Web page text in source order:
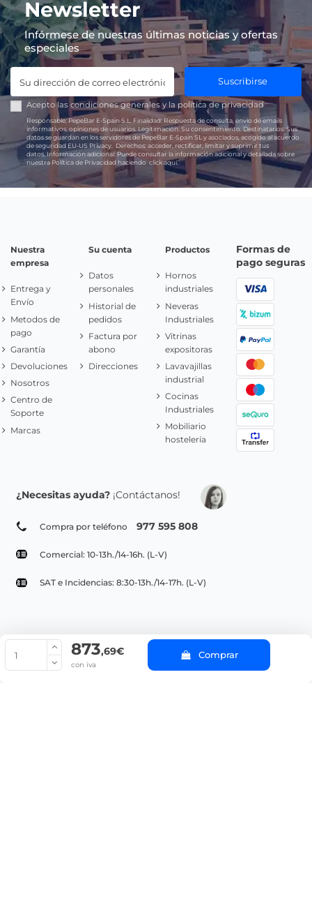
873,69€
con iva
Comprar
Newsletter
Infórmese de nuestras últimas noticias y ofertas
especiales
Suscribirse
Acepto las condiciones generales y lapolítica de privacidad
Responsable:PepeBar E-Spain S.L. Finalidad: Respuesta de consulta, envío de emails
informativos, opiniones de usuarios. Legitimación: Su consentimiento. Destinatarios:Sus
datos se guardan en los servidores de PepeBar E-Spain SL y asociados, acogido al acuerdo
de seguridad EU-US Privacy.
Derechos: acceder, rectificar, limitar y suprimir tus
datos.Información adicional:Puede consultar la información adicional y detallada sobre
nuestra Política de Privacidad haciendoclick aquí.
Nuestra
empresa
Entrega y
Envío
Metodos de
pago
Garantía
Devoluciones
Nosotros
Centro de
Soporte
Marcas
Su cuenta
Datos
personales
Historial de
pedidos
Factura por
abono
Direcciones
Productos
Hornos
industriales
Neveras
Industriales
Vitrinas
expositoras
Lavavajillas
industrial
Cocinas
Industriales
Mobiliario
hostelería
Formas de
pago seguras
¿Necesitas ayuda? ¡Contáctanos!
Compra por teléfono 977 595 808
Comercial: 10-13h./14-16h. (L-V)
SAT e Incidencias: 8:30-13h./14-17h. (L-V)
© Copyright 2022 PepeBar.com |
Aviso legal y
Condiciones generales de compra |